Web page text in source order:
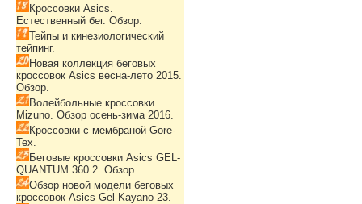
Кроссовки Asics.
Естественный бег. Обзор.
Тейпы и кинезиологический
тейпинг.
Новая коллекция беговых
кроссовок Asics весна-лето 2015.
Обзор.
Волейбольные кроссовки
Mizuno. Обзор осень-зима 2016.
Кроссовки с мембраной Gore-
Tex.
Беговые кроссовки Asics GEL-
QUANTUM 360 2. Обзор.
Обзор новой модели беговых
кроссовок Asics Gel-Kayano 23.